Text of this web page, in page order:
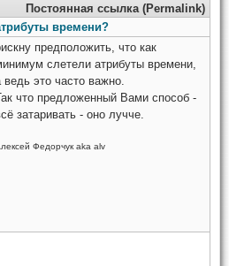
Постоянная ссылка (Permalink)
времени?
предположить, что как
слетели атрибуты времени,
ведь это часто важно.
что предложенный Вами способ -
затаривать - оно лучче.
Федорчук aka alv